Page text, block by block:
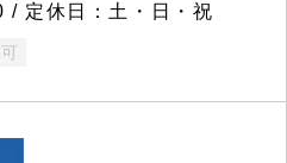
定休日：土・日・祝